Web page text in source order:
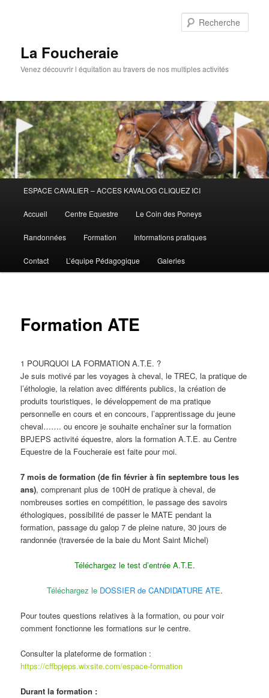
La Foucheraie
Venez découvrir l équitation au travers de nos multiples activités
principal
ESPACE CAVALIER – ACCES KAVALOG CLIQUEZ ICI
Accueil Centre Equestre Le Coin des Poneys
Randonnées Formation Informations pratiques
Contact L’équipe Pédagogique Galeries
Formation ATE
1 POURQUOI LA FORMATION A.T.E. ?
Je suis motivé par les voyages à cheval, le TREC, la pratique de
l’éthologie, la relation avec différents publics, la création de
produits touristiques, le développement de ma pratique
personnelle en cours et en concours, l’apprentissage du jeune
cheval……. ou encore je souhaite enchaîner sur la formation
BPJEPS activité équestre, alors la formation A.T.E. au Centre
Equestre de la Foucheraie est faite pour moi.
7 mois de formation (de fin février à fin septembre tous les
ans), comprenant plus de 100H de pratique à cheval, de
nombreuses sorties en compétition, le passage des savoirs
éthologiques, possibilité de passer le MATE pendant la
formation, passage du galop 7 de pleine nature, 30 jours de
randonnée (traversée de la baie du Mont Saint Michel)
Téléchargez le test d’entrée A.T.E.
Téléchargez le DOSSIER de CANDIDATURE ATE.
Pour toutes questions relatives à la formation, ou pour voir
comment fonctionne les formations sur le centre.
Consulter la plateforme de formation :
https://cffbpjeps.wixsite.com/espace-formation
Durant la formation :